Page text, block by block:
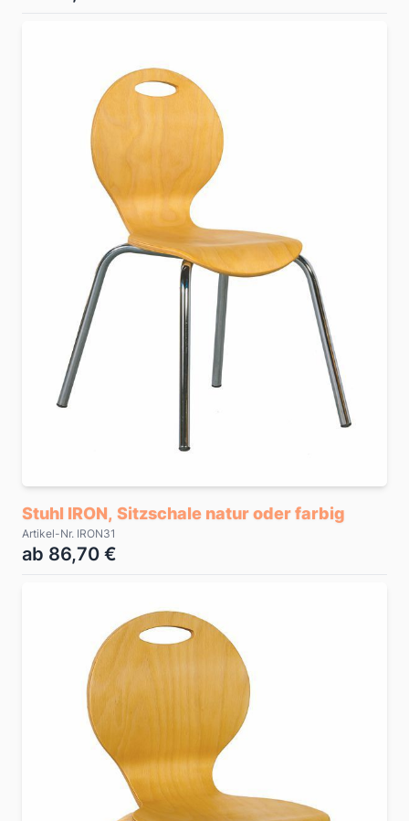
Stuhl IRON, Sitzschale natur oder farbig
Artikel-Nr. IRON31
ab 86,70 €